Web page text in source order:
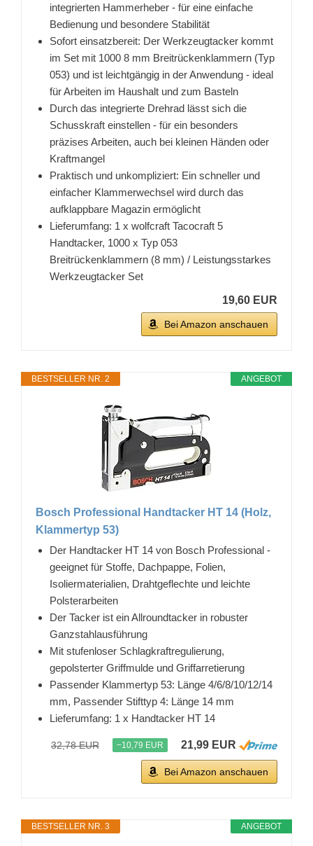
integrierten Hammerheber - für eine einfache
Bedienung und besondere Stabilität
Sofort einsatzbereit: Der Werkzeugtacker kommt
im Set mit 1000 8 mm Breitrückenklammern (Typ
053) und ist leichtgängig in der Anwendung - ideal
für Arbeiten im Haushalt und zum Basteln
Durch das integrierte Drehrad lässt sich die
Schusskraft einstellen - für ein besonders
präzises Arbeiten, auch bei kleinen Händen oder
Kraftmangel
Praktisch und unkompliziert: Ein schneller und
einfacher Klammerwechsel wird durch das
aufklappbare Magazin ermöglicht
Lieferumfang: 1 x wolfcraft Tacocraft 5
Handtacker, 1000 x Typ 053
Breitrückenklammern (8 mm) / Leistungsstarkes
Werkzeugtacker Set
19,60 EUR
Bei Amazon anschauen
ANGEBOT
BESTSELLER NR. 2
Bosch Professional Handtacker HT 14 (Holz,
Klammertyp 53)
Der Handtacker HT 14 von Bosch Professional -
geeignet für Stoffe, Dachpappe, Folien,
Isoliermaterialien, Drahtgeflechte und leichte
Polsterarbeiten
Der Tacker ist ein Allroundtacker in robuster
Ganzstahlausführung
Mit stufenloser Schlagkraftregulierung,
gepolsterter Griffmulde und Griffarretierung
Passender Klammertyp 53: Länge 4/6/8/10/12/14
mm, Passender Stifttyp 4: Länge 14 mm
Lieferumfang: 1 x Handtacker HT 14
32,78 EUR −10,79 EUR 21,99 EUR
Bei Amazon anschauen
ANGEBOT
BESTSELLER NR. 3